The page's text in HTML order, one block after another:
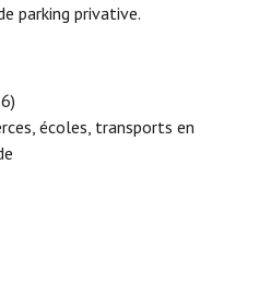
parking privative.
écoles, transports en